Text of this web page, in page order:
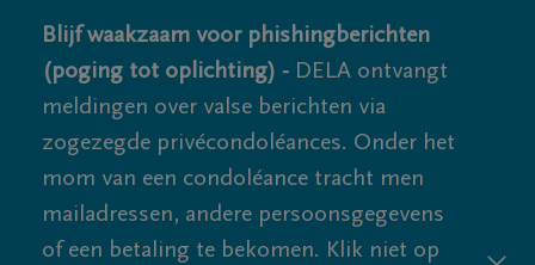
Blijf waakzaam voor phishingberichten
(poging tot oplichting) - DELA ontvangt
meldingen over valse berichten via
zogezegde privécondoléances. Onder het
mom van een condoléance tracht men
mailadressen, andere persoonsgegevens
of een betaling te bekomen. Klik niet op